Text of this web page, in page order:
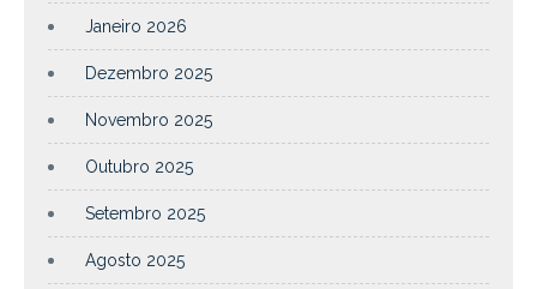
Janeiro 2026
Dezembro 2025
Novembro 2025
Outubro 2025
Setembro 2025
Agosto 2025